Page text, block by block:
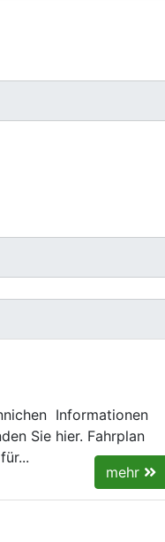
Informationen
Sie hier. Fahrplan
mehr